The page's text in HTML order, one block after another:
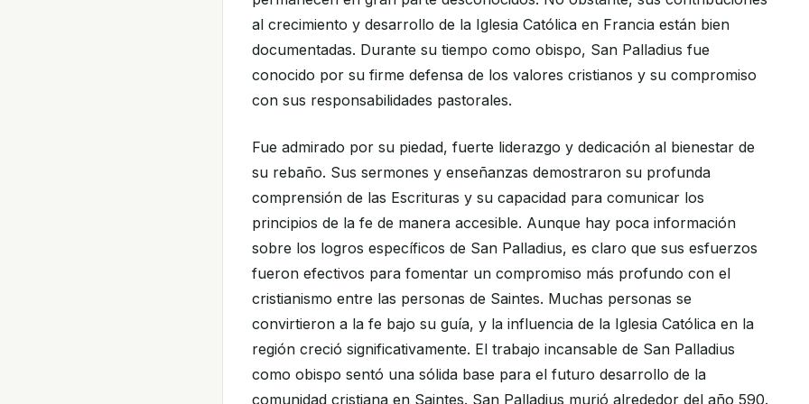
al crecimiento y desarrollo de la Iglesia Católica en Francia están bien
documentadas. Durante su tiempo como obispo, San Palladius fue
conocido por su firme defensa de los valores cristianos y su compromiso
con sus responsabilidades pastorales.
Fue admirado por su piedad, fuerte liderazgo y dedicación al bienestar de
su rebaño. Sus sermones y enseñanzas demostraron su profunda
comprensión de las Escrituras y su capacidad para comunicar los
principios de la fe de manera accesible. Aunque hay poca información
sobre los logros específicos de San Palladius, es claro que sus esfuerzos
fueron efectivos para fomentar un compromiso más profundo con el
cristianismo entre las personas de Saintes. Muchas personas se
convirtieron a la fe bajo su guía, y la influencia de la Iglesia Católica en la
región creció significativamente. El trabajo incansable de San Palladius
como obispo sentó una sólida base para el futuro desarrollo de la
comunidad cristiana en Saintes. San Palladius murió alrededor del año 590.